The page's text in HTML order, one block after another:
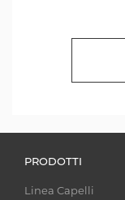
PRODOTTI
Linea Capelli